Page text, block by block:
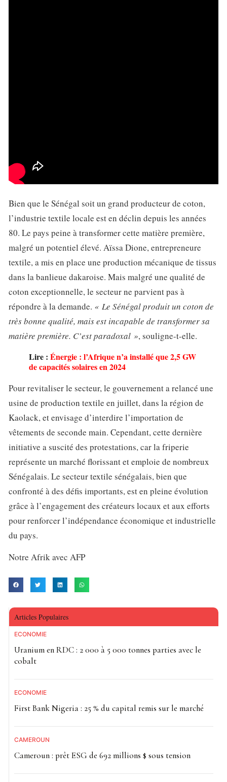
Bien que le Sénégal soit un grand producteur de coton,
l’industrie textile locale est en déclin depuis les années
80. Le pays peine à transformer cette matière première,
malgré un potentiel élevé. Aïssa Dione, entrepreneure
textile, a mis en place une production mécanique de tissus
dans la banlieue dakaroise. Mais malgré une qualité de
coton exceptionnelle, le secteur ne parvient pas à
répondre à la demande. « Le Sénégal produit un coton de
très bonne qualité, mais est incapable de transformer sa
matière première. C’est paradoxal », souligne-t-elle.
Lire : Énergie : l’Afrique n’a installé que 2,5 GW
de capacités solaires en 2024
Pour revitaliser le secteur, le gouvernement a relancé une
usine de production textile en juillet, dans la région de
Kaolack, et envisage d’interdire l’importation de
vêtements de seconde main. Cependant, cette dernière
initiative a suscité des protestations, car la friperie
représente un marché florissant et emploie de nombreux
Sénégalais. Le secteur textile sénégalais, bien que
confronté à des défis importants, est en pleine évolution
grâce à l’engagement des créateurs locaux et aux efforts
pour renforcer l’indépendance économique et industrielle
du pays.
Notre Afrik avec AFP
Articles Populaires
ECONOMIE
Uranium en RDC : 2 000 à 5 000 tonnes parties avec le
cobalt
ECONOMIE
First Bank Nigeria : 25 % du capital remis sur le marché
CAMEROUN
Cameroun : prêt ESG de 692 millions $ sous tension